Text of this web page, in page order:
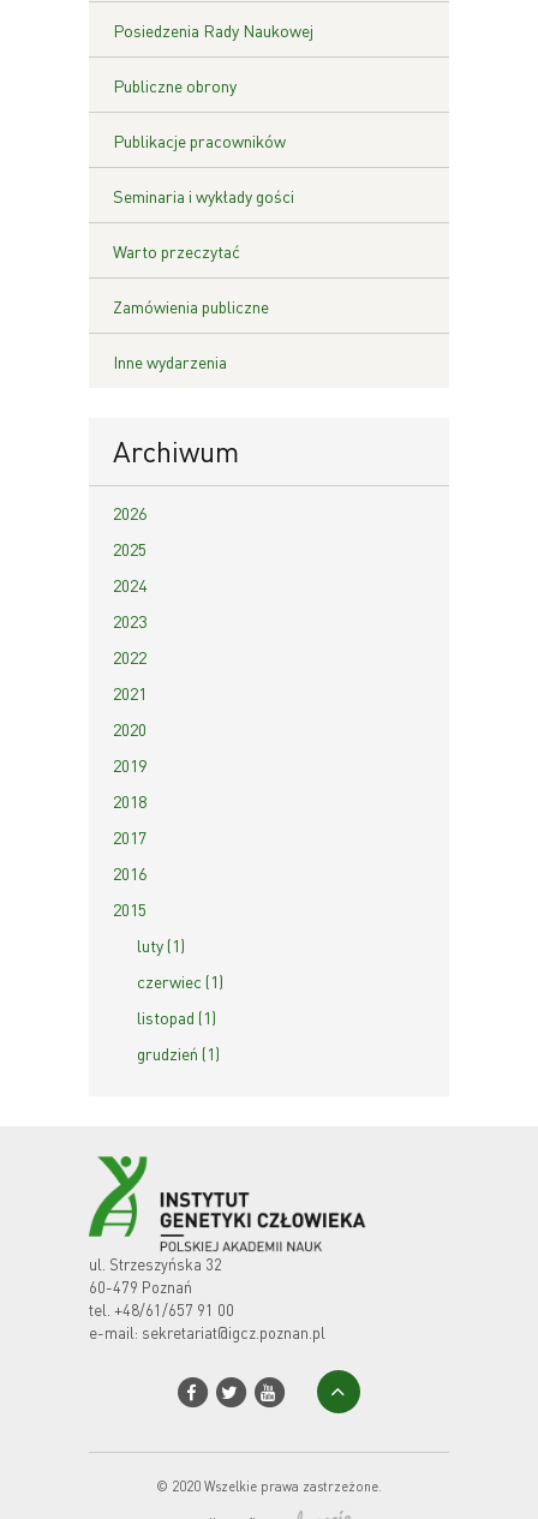
Posiedzenia Rady Naukowej
Publiczne obrony
Publikacje pracowników
Seminaria i wykłady gości
Warto przeczytać
Zamówienia publiczne
Inne wydarzenia
Archiwum
2026
2025
2024
2023
2022
2021
2020
2019
2018
2017
2016
2015
luty (1)
czerwiec (1)
listopad (1)
grudzień (1)
ul. Strzeszyńska 32
60-479 Poznań
tel. +48/61/657 91 00
e-mail: sekretariat@igcz.poznan.pl
© 2020 Wszelkie prawa zastrzeżone.